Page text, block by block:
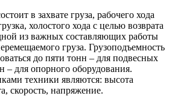
в захвате груза, рабочего хода
холостого хода с целью возврата
из важных составляющих работы
груза. Грузоподъемность
до пяти тонн – для подвесных
– для опорного оборудования.
техники являются: высота
скорость, напряжение.